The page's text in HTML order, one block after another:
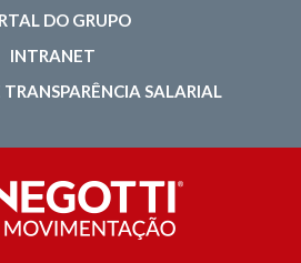
DO GRUPO
INTRANET
TRANSPARÊNCIA SALARIAL